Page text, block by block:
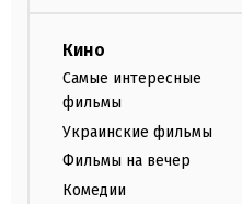
Кино
Самые интересные
фильмы
Украинские фильмы
Фильмы на вечер
Комедии